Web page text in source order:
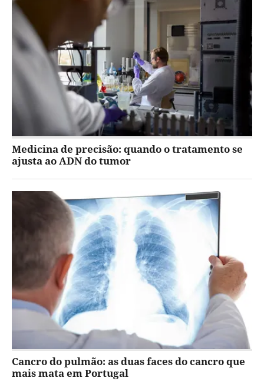
Medicina de precisão: quando o tratamento se
ajusta ao ADN do tumor
Cancro do pulmão: as duas faces do cancro que
mais mata em Portugal